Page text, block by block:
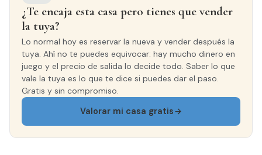
¿Te encaja esta casa pero tienes que vender
la tuya?
Lo normal hoy es reservar la nueva y vender después la
tuya. Ahí no te puedes equivocar: hay mucho dinero en
juego y el precio de salida lo decide todo. Saber lo que
vale la tuya es lo que te dice si puedes dar el paso.
Gratis y sin compromiso.
Valorar mi casa gratis